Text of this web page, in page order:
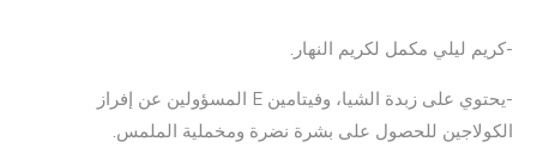
-كريم ليلي مكمل لكريم النهار.
-يحتوي على زبدة الشيا، وفيتامين E المسؤولين عن إفراز
الكولاجين للحصول على بشرة نضرة ومخملية الملمس.